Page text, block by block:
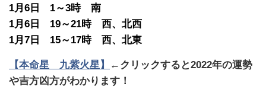
1月6日 1～3時 南
1月6日 19～21時 西、北西
1月7日 15～17時 西、北東
【本命星 九紫火星】
←クリックすると2022年の運勢
や吉方凶方がわかります！